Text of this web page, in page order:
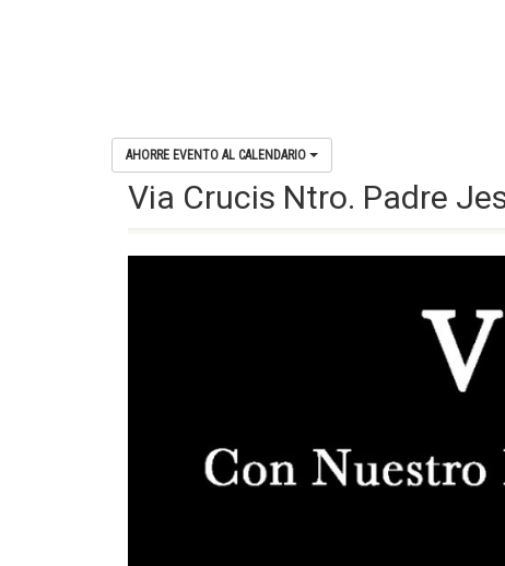
AHORRE EVENTO AL CALENDARIO
Via Crucis Ntro. Padre